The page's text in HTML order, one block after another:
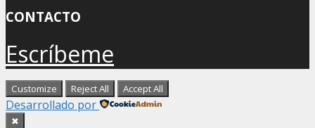
CONTACTO
Escríbeme
Customize Reject All Accept All
Desarrollado por
✖